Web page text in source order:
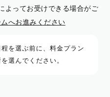
よってお受けできる場合がご
へお進みください
を選ぶ前に、料金プラン
選んでください。